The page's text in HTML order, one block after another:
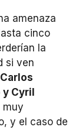
amenaza
cinco
la
si ven
Cyril
muy
y el caso de